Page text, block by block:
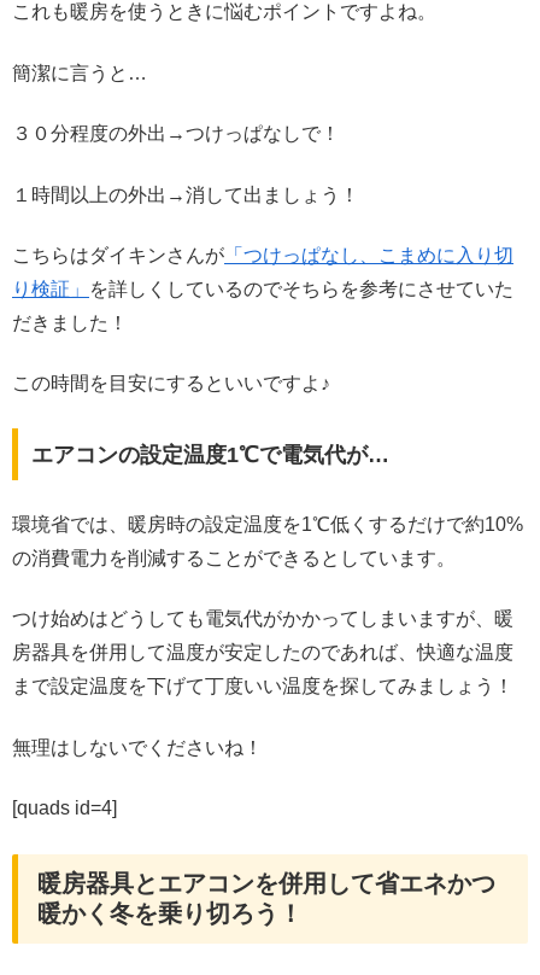
これも暖房を使うときに悩むポイントですよね。
簡潔に言うと…
３０分程度の外出→つけっぱなしで！
１時間以上の外出→消して出ましょう！
こちらはダイキンさんが 「つけっぱなし、こまめに入り切
り検証」
を詳しくしているのでそちらを参考にさせていた
だきました！
この時間を目安にするといいですよ♪
エアコンの設定温度1℃で電気代が…
環境省では、暖房時の設定温度を1℃低くするだけで約10%
の消費電力を削減することができるとしています。
つけ始めはどうしても電気代がかかってしまいますが、暖
房器具を併用して温度が安定したのであれば、快適な温度
まで設定温度を下げて丁度いい温度を探してみましょう！
無理はしないでくださいね！
[quads id=4]
暖房器具とエアコンを併用して省エネかつ
暖かく冬を乗り切ろう！